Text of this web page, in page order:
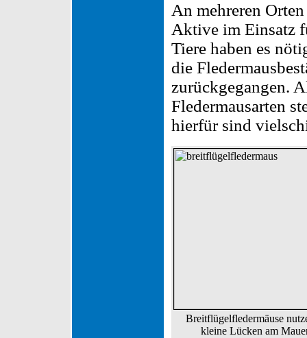
An mehreren
Aktive im Einsatz
Tiere haben es
die
zurückgegangen.
Fledermausarten
hierfür sind
Breitflügelfledermäuse
kleine Lücken am